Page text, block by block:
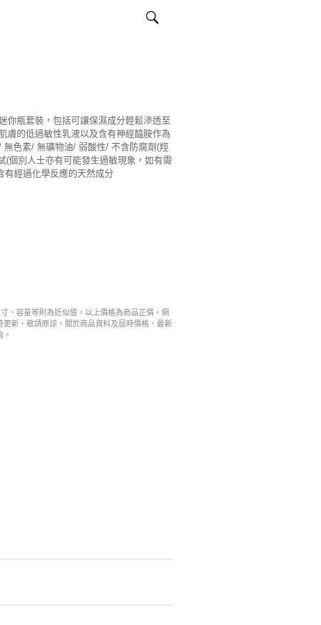
你瓶套裝，包括可讓保濕成分輕鬆滲透至
膚的低過敏性乳液以及含有神經醯胺作為
色素/ 無礦物油/ 弱酸性/ 不含防腐劑(羥
(個別人士亦有可能發生過敏現象，如有需
有經過化學反應的天然成分
、容量等則為近似值。以上價格為商品正價。網
新，敬請原諒。關於商品資料及屆時價格、最新